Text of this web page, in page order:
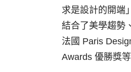
求是設計的開端
結合了美學趨勢
法國 Paris
Awards 優勝獎